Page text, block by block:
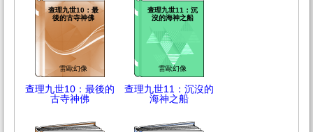
查理九世10：最
後的古寺神佛
雷歐幻像
查理九世10：最後的
古寺神佛
查理九世11：沉
沒的海神之船
雷歐幻像
查理九世11：沉沒的
海神之船